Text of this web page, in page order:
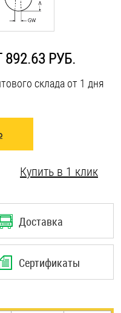
РУБ.
склада от 1 дня
Купить в 1 клик
Доставка
Сертификаты